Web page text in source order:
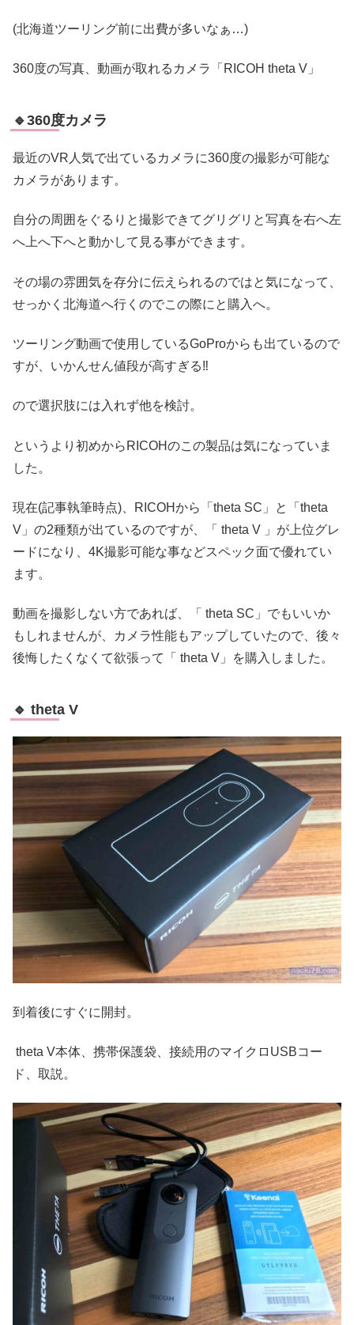
(北海道ツーリング前に出費が多いなぁ…)
360度の写真、動画が取れるカメラ「RICOH theta V」
🔹360度カメラ
最近のVR人気で出ているカメラに360度の撮影が可能な
カメラがあります。
自分の周囲をぐるりと撮影できてグリグリと写真を右へ左
へ上へ下へと動かして見る事ができます。
その場の雰囲気を存分に伝えられるのではと気になって、
せっかく北海道へ行くのでこの際にと購入へ。
ツーリング動画で使用しているGoProからも出ているので
すが、いかんせん値段が高すぎる‼️
ので選択肢には入れず他を検討。
というより初めからRICOHのこの製品は気になっていま
した。
現在(記事執筆時点)、RICOHから「theta SC」と「theta
V」の2種類が出ているのですが、「 theta V 」が上位グレ
ードになり、4K撮影可能な事などスペック面で優れてい
ます。
動画を撮影しない方であれば、「 theta SC」でもいいか
もしれませんが、カメラ性能もアップしていたので、後々
後悔したくなくて欲張って「 theta V」を購入しました。
🔹 theta V
到着後にすぐに開封。
theta V本体、携帯保護袋、接続用のマイクロUSBコー
ド、取説。